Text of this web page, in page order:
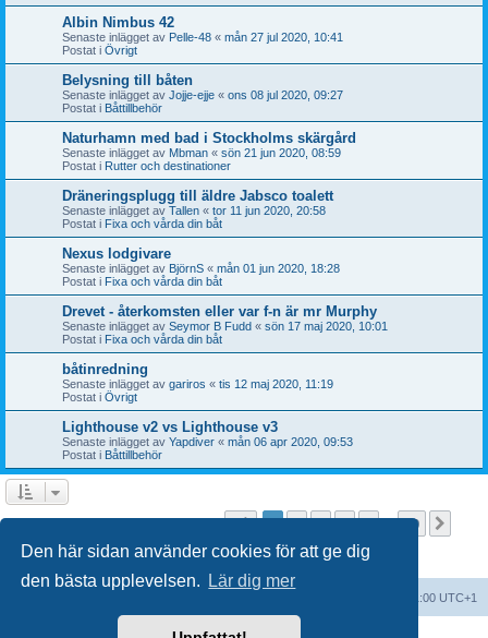
Den här sidan använder cookies för att ge dig
den bästa upplevelsen.
Lär dig mer
Albin Nimbus 42
Senaste inlägget av Pelle-48 « mån 27 jul 2020, 10:41
Postat i Övrigt
Belysning till båten
Senaste inlägget av Jojje-ejje « ons 08 jul 2020, 09:27
Postat i Båttillbehör
Naturhamn med bad i Stockholms skärgård
Senaste inlägget av Mbman « sön 21 jun 2020, 08:59
Postat i Rutter och destinationer
Dräneringsplugg till äldre Jabsco toalett
Senaste inlägget av Tallen « tor 11 jun 2020, 20:58
Postat i Fixa och vårda din båt
Nexus lodgivare
Senaste inlägget av BjörnS « mån 01 jun 2020, 18:28
Postat i Fixa och vårda din båt
Drevet - återkomsten eller var f-n är mr Murphy
Senaste inlägget av Seymor B Fudd « sön 17 maj 2020, 10:01
Postat i Fixa och vårda din båt
båtinredning
Senaste inlägget av gariros « tis 12 maj 2020, 11:19
Postat i Övrigt
Lighthouse v2 vs Lighthouse v3
Senaste inlägget av Yapdiver « mån 06 apr 2020, 09:53
Postat i Båttillbehör
Sökningen fann fler än 1000 träffar Sida1av20
1 2 3 4 5 20
Alla tidsangivelser är UTC+01:00 UTC+1